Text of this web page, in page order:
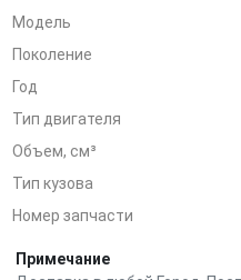
Модель
Поколение
Год
Тип двигателя
Объем, см³
Тип кузова
Номер запчасти
Примечание